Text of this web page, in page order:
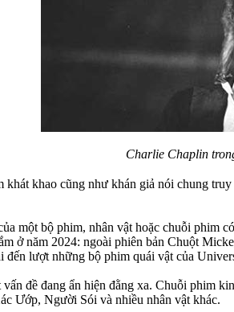
Charlie Chaplin
khao cũng như khán giả nói chung
một bộ phim, nhân vật hoặc chuỗi phim
ở năm 2024: ngoài phiên bản Chuột
lượt những bộ phim quái vật của
đề đang ẩn hiện đằng xa. Chuỗi phim
Ướp, Người Sói và nhiều nhân vật khác.